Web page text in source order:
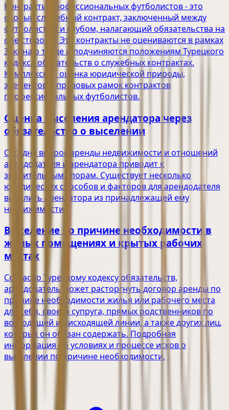
Контракты профессиональных футболистов - это
особый служебный контракт, заключенный между
футболистом и клубом, налагающий обязательства на
обе стороны. Эти контракты не оцениваются в рамках
Закона о труде и подчиняются положениям Турецкого
кодекса обязательств о служебных контрактах.
Комплексная оценка юридической природы,
элементов и правовых рамок контрактов
профессиональных футболистов.
Оценка выселения арендатора через
обязательство о выселении
Сегодня вопрос аренды недвижимости и отношений
арендодателя и арендатора приводит к
значительным спорам. Существует несколько
юридических способов и факторов для арендодателя
выселить арендатора из принадлежащей ему
недвижимости.
Выселение по причине необходимости в
жилых помещениях и крытых рабочих
местах
Согласно Турецкому кодексу обязательств,
арендодатель может расторгнуть договор аренды по
причине необходимости жилья или рабочего места
для себя, своего супруга, прямых родственников по
восходящей и нисходящей линии, а также других лиц,
которых он обязан содержать. Подробная
информация об условиях и процессе исков о
выселении по причине необходимости.